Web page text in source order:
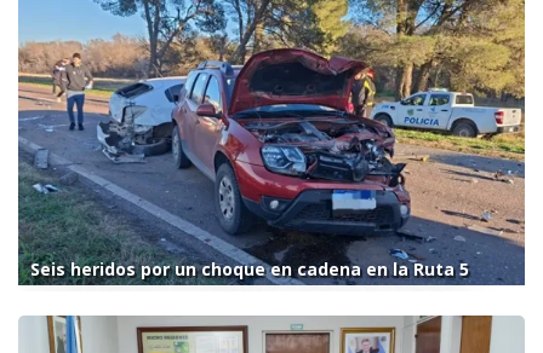
Seis heridos por un choque en cadena en la Ruta 5